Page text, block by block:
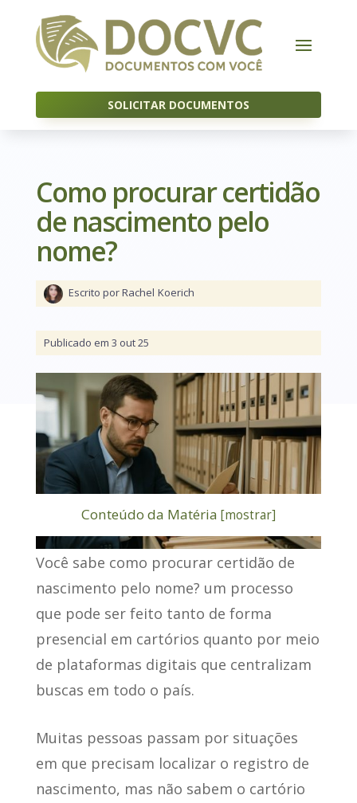
SOLICITAR DOCUMENTOS
Como procurar certidão
de nascimento pelo
nome?
Escrito por Rachel Koerich
Publicado em 3 out 25
Conteúdo da Matéria [mostrar]
Você sabe como procurar certidão de
nascimento pelo nome? um processo
que pode ser feito tanto de forma
presencial em cartórios quanto por meio
de plataformas digitais que centralizam
buscas em todo o país.
Muitas pessoas passam por situações
em que precisam localizar o registro de
nascimento, mas não sabem o cartório